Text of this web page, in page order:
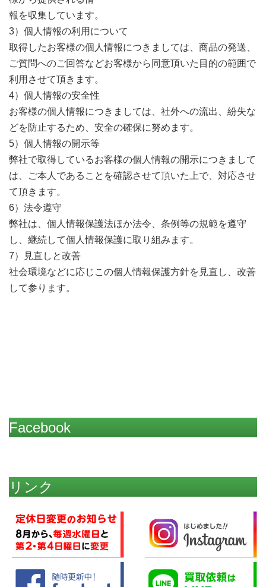
報を収集しています。
3）個人情報の利用について
取得したお客様の個人情報につきましては、商品の発送、
ご質問へのご回答などお客様から同意頂いた目的の範囲で
利用させて頂きます。
4）個人情報の安全性
お客様の個人情報につきましては、社外への流出、紛失な
どを防止するため、安全の確保に努めます。
5）個人情報の開示等
弊社で取得しているお客様の個人情報の開示につきまして
は、ご本人であることを確認させて頂いた上で、対応させ
て頂きます。
6）法令遵守
弊社は、個人情報保護法ほか法令、条例等の規範を遵守
し、継続して個人情報保護に取り組みます。
7）見直しと改善
社会環境などに応じこの個人情報保護方針を見直し、改善
して参ります。
Facebook
リンク